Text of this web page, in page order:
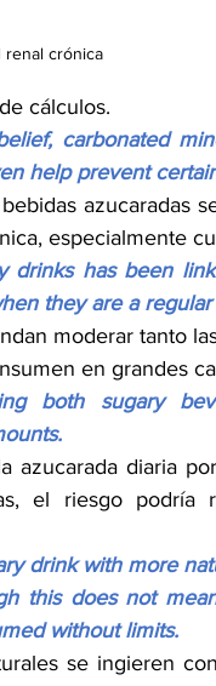
renal crónica
cálculos.
carbonated
help prevent
azucaradas
especialmente
drinks has been
they are a regular
moderar tanto
en grandes
both sugary
azucarada diaria
el riesgo
drink with more
this does not
without limits.
se ingieren con